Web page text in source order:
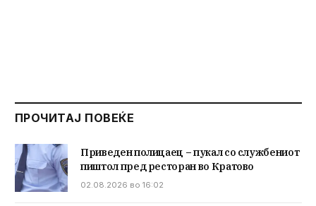
ПРОЧИТАЈ ПОВЕЌЕ
Приведен полицаец – пукал со службениот
пиштол пред ресторан во Кратово
02.08.2026 во 16:02